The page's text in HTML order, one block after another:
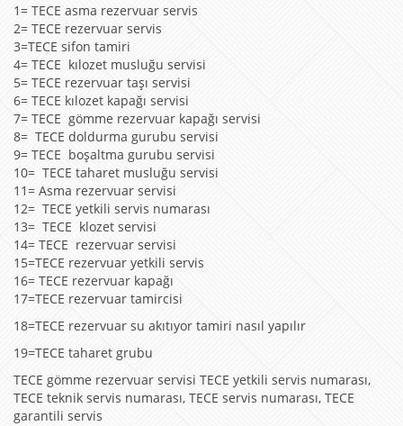
1= TECE asma rezervuar servis
2= TECE rezervuar servis
3=TECE sifon tamiri
4= TECE kılozet musluğu servisi
5= TECE rezervuar taşı servisi
6= TECE kılozet kapağı servisi
7= TECE gömme rezervuar kapağı servisi
8= TECE doldurma gurubu servisi
9= TECE boşaltma gurubu servisi
10= TECE taharet musluğu servisi
11= Asma rezervuar servisi
12= TECE yetkili servis numarası
13= TECE klozet servisi
14= TECE rezervuar servisi
15=TECE rezervuar yetkili servis
16= TECE rezervuar kapağı
17=TECE rezervuar tamircisi
18=TECE rezervuar su akıtıyor tamiri nasıl yapılır
19=TECE taharet grubu
TECE gömme rezervuar servisi TECE yetkili servis numarası,
TECE teknik servis numarası, TECE servis numarası, TECE
garantili servis